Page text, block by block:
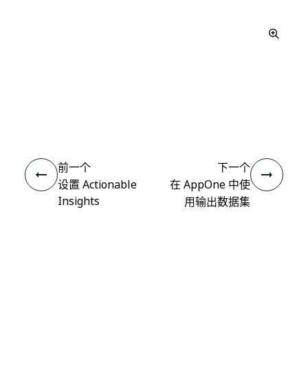
前一个
设置 Actionable
Insights
下一个
在 AppOne 中使
用输出数据集